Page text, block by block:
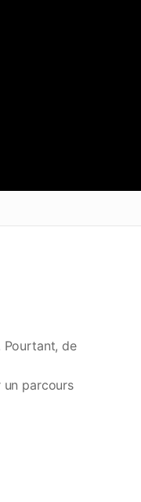
Pourtant, de
parcours